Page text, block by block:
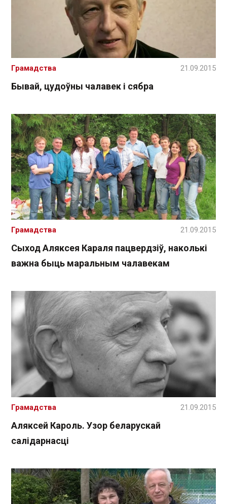
Бывай, цудоўны чалавек і сябра
Грамадства 21.09.2015
Сыход Аляксея Караля пацвердзіў, наколькі
важна быць маральным чалавекам
Грамадства 21.09.2015
Аляксей Кароль. Узор беларускай
салідарнасці
Грамадства 21.09.2015